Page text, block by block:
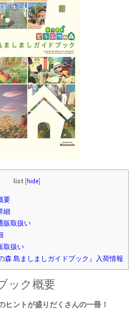
list [hide]
要
細
販取扱い
取扱い
森 島ましましガイドブック』入荷情報
ック概要
ヒントが盛りだくさんの一冊！